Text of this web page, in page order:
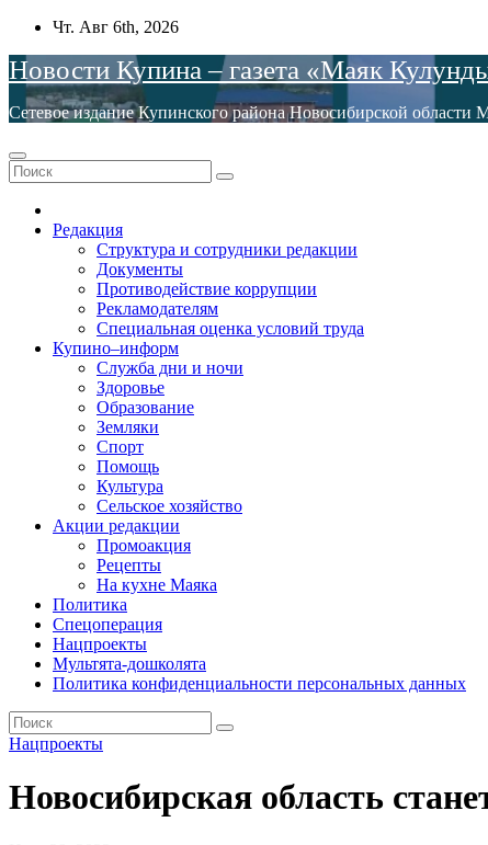
Перейти
содержимому
Чт. Авг 6th, 2026
Новости Купина – газета «Маяк
Сетевое издание Купинского района Новосибирской
Редакция
Структура и сотрудники редакции
Документы
Противодействие коррупции
Рекламодателям
Специальная оценка условий труда
Купино–информ
Служба дни и ночи
Здоровье
Образование
Земляки
Спорт
Помощь
Культура
Сельское хозяйство
Акции редакции
Промоакция
Рецепты
На кухне Маяка
Политика
Спецоперация
Нацпроекты
Мультята-дошколята
Политика конфиденциальности персональных данных
Нацпроекты
Новосибирская область